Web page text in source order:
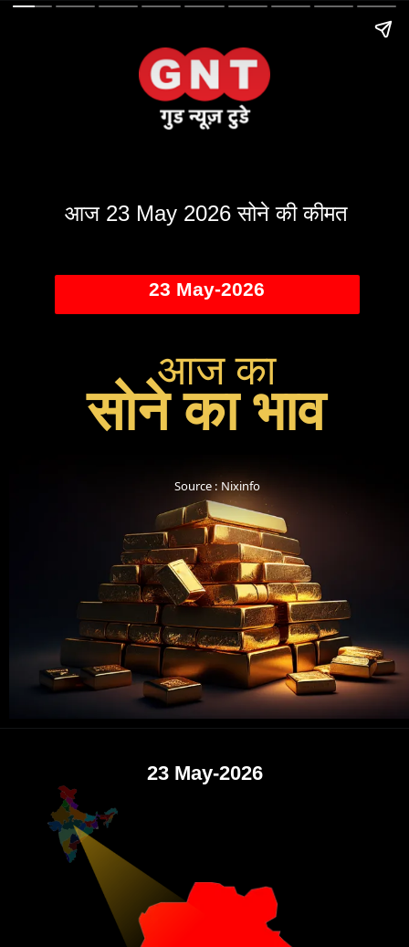
23 May-2026
आज 23 May 2026 सोने की कीमत
सोने का भाव
आज का
Source : Nixinfo
23 May-2026